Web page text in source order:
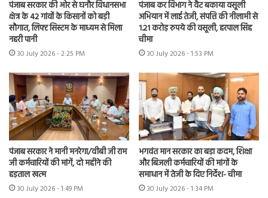
पंजाब सरकार की ओर से घनौर विधानसभा
क्षेत्र के 42 गांवों के किसानों को बड़ी
सौगात, लिफ्ट सिस्टम के माध्यम से मिला
नहरी पानी
30 July 2026 - 2:25 PM
पंजाब कर विभाग ने वैट बकाया वसूली
अभियान में लाई तेजी, संपत्ति की नीलामी से
1.21 करोड़ रुपये की वसूली, हरपाल सिंह
चीमा
30 July 2026 - 1:53 PM
पंजाब सरकार ने मानी मनरेगा/वीबी जी राम
जी कर्मचारियों की मांगें, दो महीने की
हड़ताल खत्म
30 July 2026 - 1:49 PM
भगवंत मान सरकार का बड़ा कदम, शिक्षा
और बिजली कर्मचारियों की मांगों के
समाधान में तेजी के दिए निर्देश- चीमा
30 July 2026 - 1:34 PM